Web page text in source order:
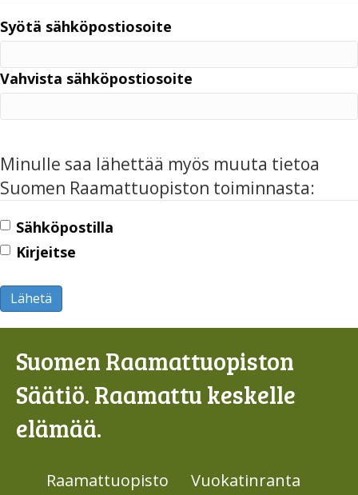
Syötä sähköpostiosoite
Vahvista sähköpostiosoite
Minulle saa lähettää myös muuta tietoa
Suomen Raamattuopiston toiminnasta:
Sähköpostilla
Kirjeitse
Lähetä
Suomen Raamattuopiston
Säätiö. Raamattu keskelle
elämää.
Raamattuopisto
Vuokatinranta